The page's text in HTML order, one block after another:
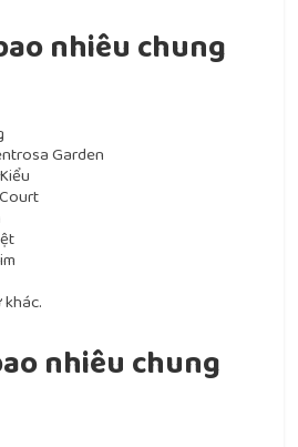
nhiêu chung
Garden
nhiêu chung